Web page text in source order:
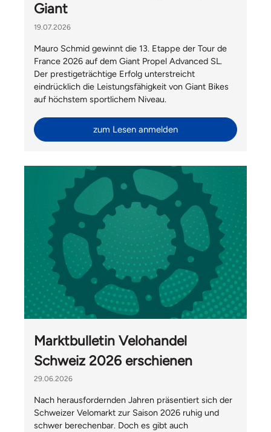
Giant
19.07.2026
Mauro Schmid gewinnt die 13. Etappe der Tour de
France 2026 auf dem Giant Propel Advanced SL.
Der prestigeträchtige Erfolg unterstreicht
eindrücklich die Leistungsfähigkeit von Giant Bikes
auf höchstem sportlichem Niveau.
zum Lesen anmelden
Marktbulletin Velohandel
Schweiz 2026 erschienen
29.06.2026
Nach herausfordernden Jahren präsentiert sich der
Schweizer Velomarkt zur Saison 2026 ruhig und
schwer berechenbar. Doch es gibt auch